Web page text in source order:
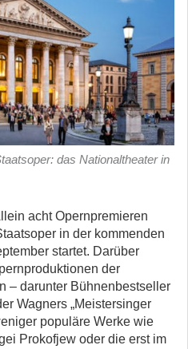
das Nationaltheater in
acht Opernpremieren
in der kommenden
startet. Darüber
der
– darunter Bühnenbestseller
Wagners „Meistersinger
populäre Werke wie
Prokofjew oder die erst im